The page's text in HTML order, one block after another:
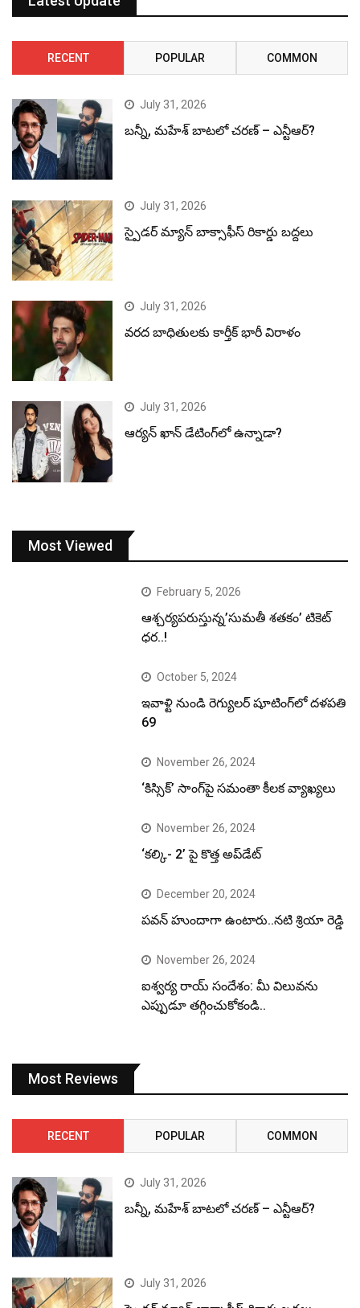
RECENT POPULAR COMMON
July 31, 2026
బన్నీ, మహేశ్ బాటలో చరణ్ – ఎన్టీఆర్?
July 31, 2026
స్పైడర్ మ్యాన్ బాక్సాఫీస్ రికార్డు బద్దలు
July 31, 2026
వరద బాధితులకు కార్తీక్ భారీ విరాళం
July 31, 2026
ఆర్యన్ ఖాన్ డేటింగ్‌లో ఉన్నాడా?
Most Viewed
February 5, 2026
ఆశ్చర్యపరుస్తున్న’సుమతీ శతకం’ టికెట్
ధర..!
October 5, 2024
ఇవాళ్టి నుండి రెగ్యులర్ షూటింగ్‌లో దళపతి
69
November 26, 2024
‘కిస్సిక్’ సాంగ్‌పై సమంతా కీలక వ్యాఖ్యలు
November 26, 2024
‘కల్కి- 2’ పై కొత్త అప్‌డేట్
December 20, 2024
పవన్ హుందాగా ఉంటారు..నటి శ్రియా రెడ్డి
November 26, 2024
ఐశ్వర్య రాయ్ సందేశం: మీ విలువను
ఎప్పుడూ తగ్గించుకోకండి..
Most Reviews
RECENT POPULAR COMMON
July 31, 2026
బన్నీ, మహేశ్ బాటలో చరణ్ – ఎన్టీఆర్?
July 31, 2026